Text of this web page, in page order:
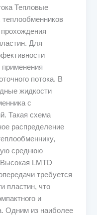
Тепловые
теплообменников
Для
применения
потока. В
жидкости
с
Такая схема
распределение
среднюю
LMTD
требуется
пластин, что
и
Одним из наиболее